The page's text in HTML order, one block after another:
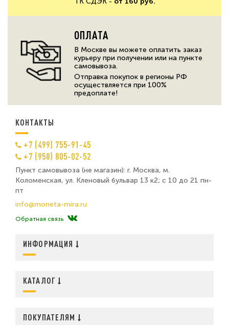
ОПЛАТА
В Москве вы можете оплатить заказ
курьеру при получении или на пункте
самовывоза.
Отправка покупок в регионы РФ
осуществляется при 100%
предоплате!
КОНТАКТЫ
+7 (499) 755-91-45
+7 (958) 805-02-52
Пункт самовывоза (не магазин): г. Москва, м.
Коломенская, ул. Кленовый бульвар 13 к2; с 10 до 21 пн-
пт
info@moneta-mira.ru
Обратная связь
ИНФОРМАЦИЯ
КАТАЛОГ
ПОКУПАТЕЛЯМ